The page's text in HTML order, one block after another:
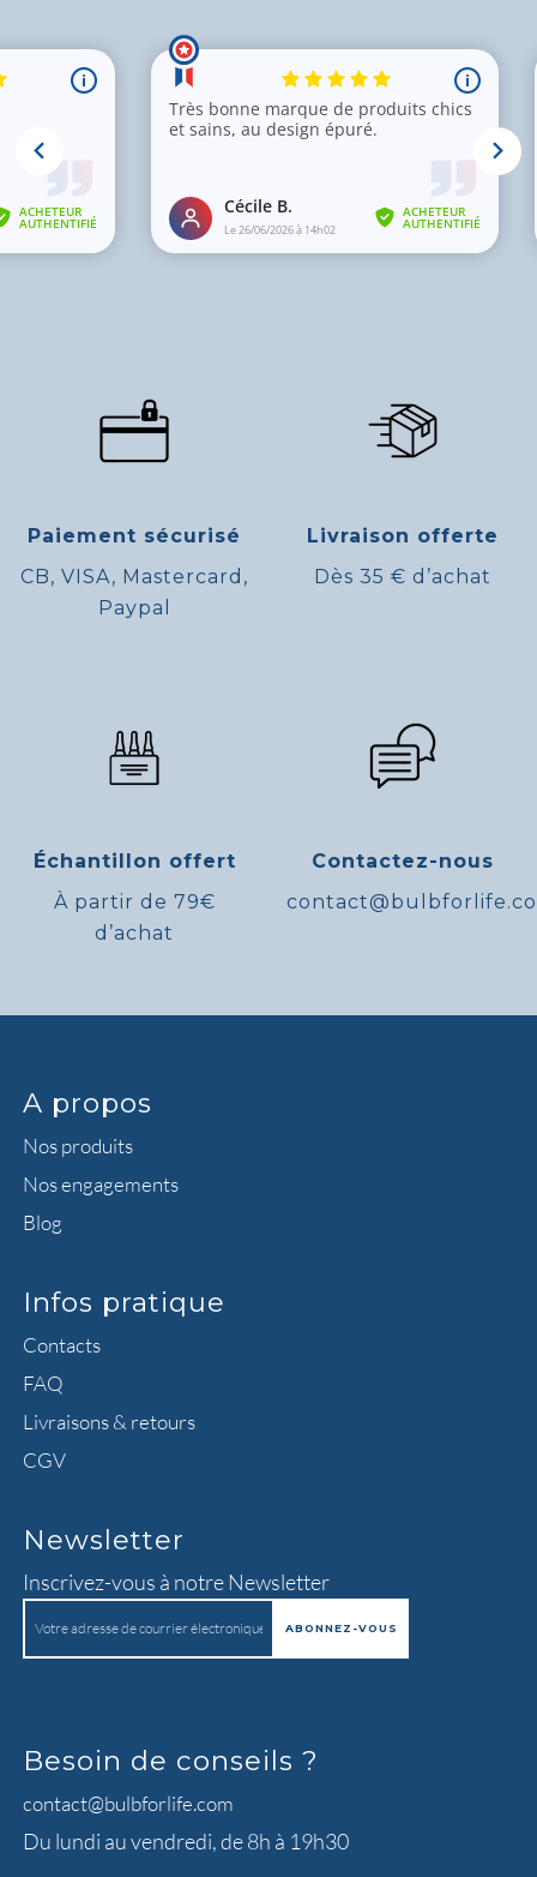
Paiement sécurisé
CB, VISA, Mastercard,
Paypal
Livraison offerte
Dès 35 € d’achat
Échantillon offert
À partir de 79€
d’achat
Contactez-nous
A propos
Nos produits
Nos engagements
Blog
Infos pratique
Contacts
FAQ
Livraisons & retours
CGV
Newsletter
Inscrivez-vous à notre Newsletter
Besoin de conseils ?
contact@bulbforlife.com
Du lundi au vendredi, de 8h à 19h30